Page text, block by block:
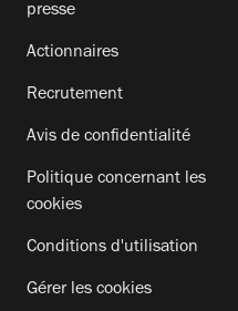
presse
Actionnaires
Recrutement
Avis de confidentialité
Politique concernant les
cookies
Conditions d'utilisation
Gérer les cookies